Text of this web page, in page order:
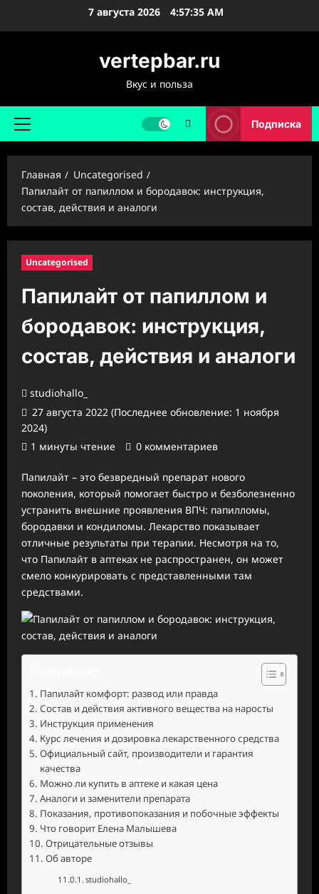
7 августа 2026 4:57:36 AM
vertepbar.ru
Вкус и польза
Основное
Подписка
Главная
Uncategorised
Папилайт от папиллом и бородавок: инструкция,
состав, действия и аналоги
Uncategorised
Папилайт от папиллом и
бородавок: инструкция,
состав, действия и аналоги
studiohallo_
27 августа 2022 (Последнее обновление: 1 ноября
2024)
1 минуты чтение
0 комментариев
Папилайт – это безвредный препарат нового
поколения, который помогает быстро и безболезненно
устранить внешние проявления ВПЧ: папилломы,
бородавки и кондиломы. Лекарство показывает
отличные результаты при терапии. Несмотря на то,
что Папилайт в аптеках не распространен, он может
смело конкурировать с представленными там
средствами.
Папилайт комфорт: развод или правда
Состав и действия активного вещества на наросты
Инструкция применения
Курс лечения и дозировка лекарственного средства
Официальный сайт, производители и гарантия
качества
Можно ли купить в аптеке и какая цена
Аналоги и заменители препарата
Показания, противопоказания и побочные эффекты
Что говорит Елена Малышева
Отрицательные отзывы
Об авторе
studiohallo_